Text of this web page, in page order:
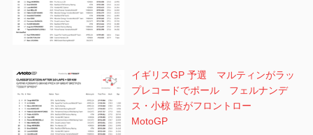
イギリスGP 予選 マルティンがラッ
プレコードでポール フェルナンデ
ス・小椋 藍がフロントロー
MotoGP